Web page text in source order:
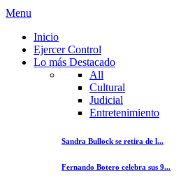
Menu
Inicio
Ejercer Control
Lo más Destacado
All
Cultural
Judicial
Entretenimiento
Sandra Bullock se retira de l...
Fernando Botero celebra sus 9...